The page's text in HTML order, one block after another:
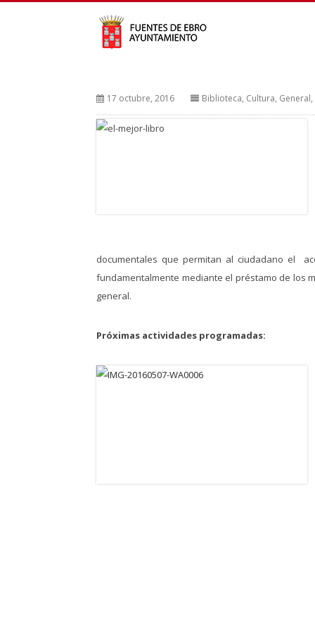
17 octubre, 2016 Biblioteca, Cultura, General,
documentales que permitan al ciudadano el
fundamentalmente mediante el préstamo de los
general.
Próximas actividades programadas: